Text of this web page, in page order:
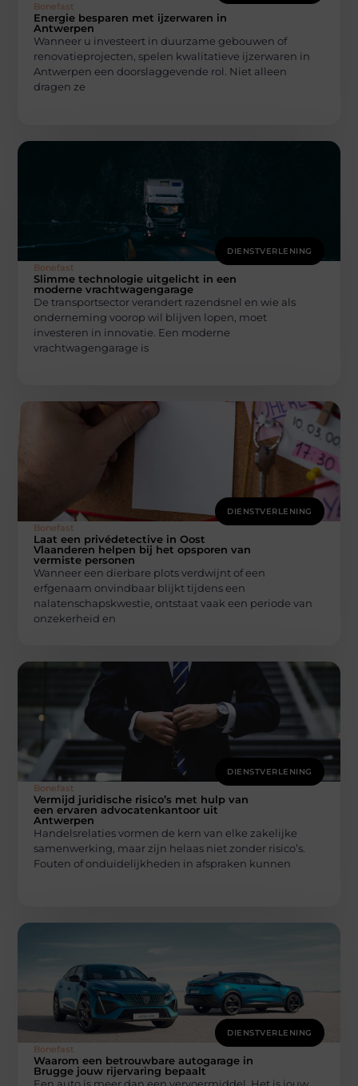
Bonefast
Energie besparen met ijzerwaren in
Antwerpen
Wanneer u investeert in duurzame gebouwen of
renovatieprojecten, spelen kwalitatieve ijzerwaren in
Antwerpen een doorslaggevende rol. Niet alleen
dragen ze
DIENSTVERLENING
Bonefast
Slimme technologie uitgelicht in een
moderne vrachtwagengarage
De transportsector verandert razendsnel en wie als
onderneming voorop wil blijven lopen, moet
investeren in innovatie. Een moderne
vrachtwagengarage is
DIENSTVERLENING
Bonefast
Laat een privédetective in Oost
Vlaanderen helpen bij het opsporen van
vermiste personen
Wanneer een dierbare plots verdwijnt of een
erfgenaam onvindbaar blijkt tijdens een
nalatenschapskwestie, ontstaat vaak een periode van
onzekerheid en
DIENSTVERLENING
Bonefast
Vermijd juridische risico’s met hulp van
een ervaren advocatenkantoor uit
Antwerpen
Handelsrelaties vormen de kern van elke zakelijke
samenwerking, maar zijn helaas niet zonder risico’s.
Fouten of onduidelijkheden in afspraken kunnen
DIENSTVERLENING
Bonefast
Waarom een betrouwbare autogarage in
Brugge jouw rijervaring bepaalt
Een auto is meer dan een vervoermiddel. Het is jouw